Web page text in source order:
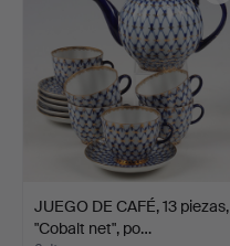
JUEGO DE CAFÉ, 13 piezas,
"Cobalt net", po…